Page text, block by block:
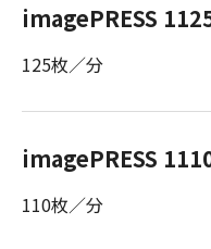
imagePRESS
125枚／分
imagePRESS
110枚／分